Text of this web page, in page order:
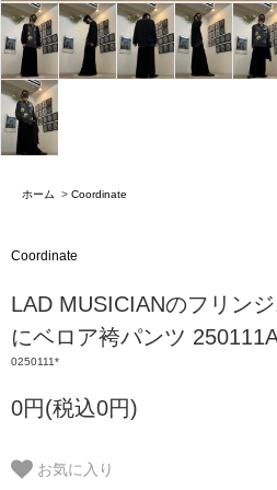
ホーム > Coordinate
Coordinate
LAD MUSICIANのフリン
にベロア袴パンツ
0250111*
0円(税込0円)
お気に入り